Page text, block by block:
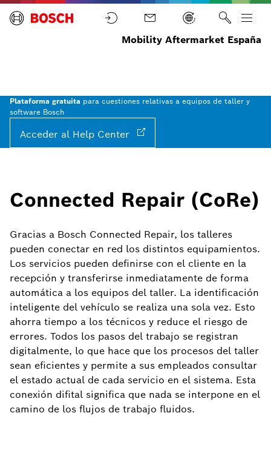
Mobility Aftermarket España
Plataforma gratuita para cuestiones relativas a equipos de taller y
software Bosch
Acceder al Help Center
Connected Repair (CoRe)
Gracias a Bosch Connected Repair, los talleres
pueden conectar en red los distintos equipamientos.
Los servicios pueden definirse con el cliente en la
recepción y transferirse inmediatamente de forma
automática a los equipos del taller. La identificación
inteligente del vehículo se realiza una sola vez. Esto
ahorra tiempo a los técnicos y reduce el riesgo de
errores. Todos los pasos del trabajo se registran
digitalmente, lo que hace que los procesos del taller
sean eficientes y permite a sus empleados consultar
el estado actual de cada servicio en el sistema. Esta
conexión difital significa que nada se interpone en el
camino de los flujos de trabajo fluidos.